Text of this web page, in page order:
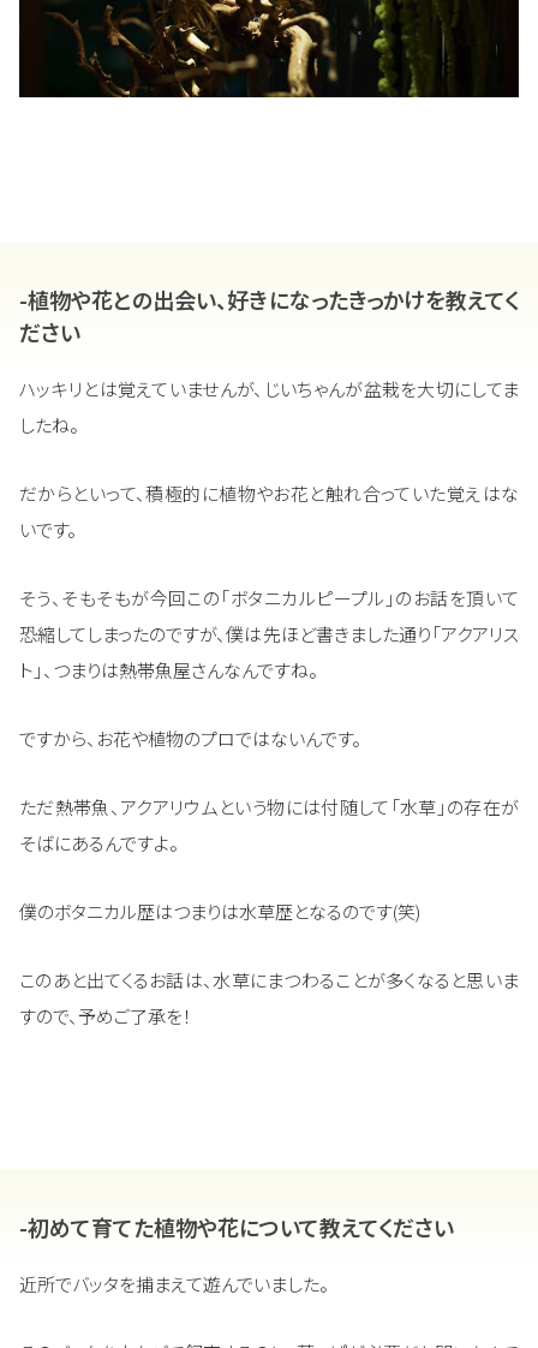
-植物や花との出会い、好きになったきっかけを教えてく
ださい
ハッキリとは覚えていませんが、じいちゃんが盆栽を大切にしてま
したね。
だからといって、積極的に植物やお花と触れ合っていた覚えはな
いです。
そう、そもそもが今回この「ボタニカルピープル」のお話を頂いて
恐縮してしまったのですが、僕は先ほど書きました通り「アクアリス
ト」、つまりは熱帯魚屋さんなんですね。
ですから、お花や植物のプロではないんです。
ただ熱帯魚、アクアリウムという物には付随して「水草」の存在が
そばにあるんですよ。
僕のボタニカル歴はつまりは水草歴となるのです(笑)
このあと出てくるお話は、水草にまつわることが多くなると思いま
すので、予めご了承を！
-初めて育てた植物や花について教えてください
近所でバッタを捕まえて遊んでいました。